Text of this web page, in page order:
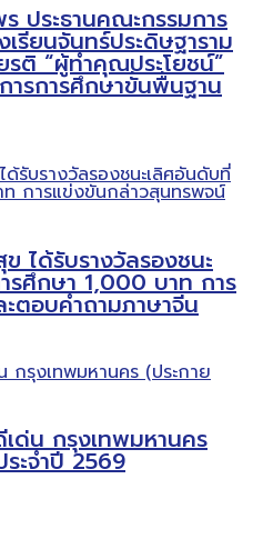
ประธานคณะกรรมการ
รียนจันทร์ประดิษฐาราม
รติ “ผู้ทำคุณประโยชน์”
ารการศึกษาขั้นพื้นฐาน
ได้รับรางวัลรองชนะ
ศึกษา 1,000 บาท การ
ตอบคำถามภาษาจีน
เด่น กรุงเทพมหานคร
ะจำปี 2569